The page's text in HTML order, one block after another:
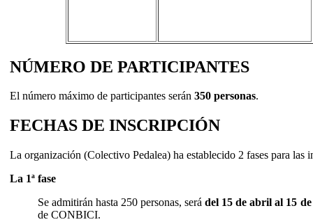
NÚMERO DE PARTICIPANTES
El número máximo de participantes serán 350 personas.
FECHAS DE INSCRIPCIÓN
La organización (Colectivo Pedalea) ha establecido 2 fases para las
La 1ª fase
Se admitirán hasta 250 personas, serádel 15 de abril al 15
de CONBICI.